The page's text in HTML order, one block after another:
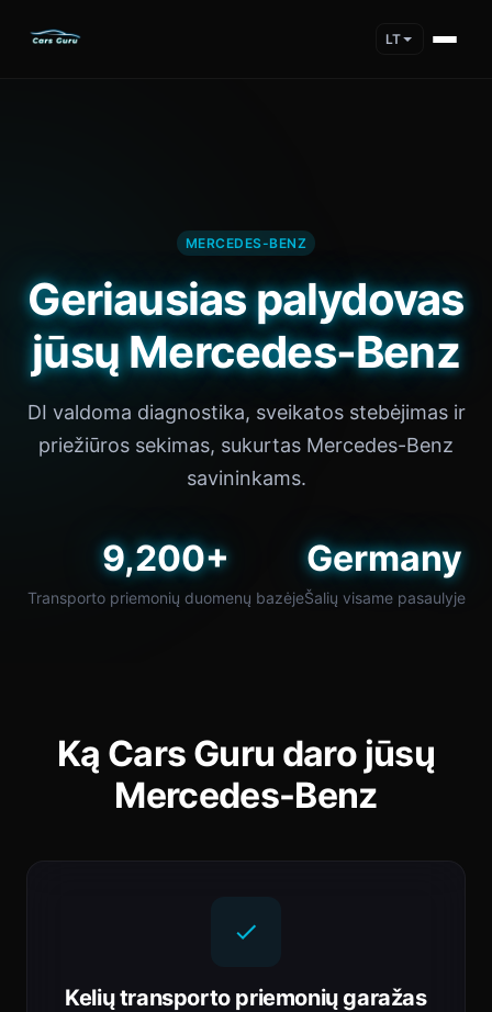
LT
MERCEDES-BENZ
Geriausias palydovas
jūsų Mercedes-Benz
DI valdoma diagnostika, sveikatos stebėjimas ir
priežiūros sekimas, sukurtas Mercedes-Benz
savininkams.
9,200+
Transporto priemonių duomenų bazėje
Germany
Šalių visame pasaulyje
Ką Cars Guru daro jūsų
Mercedes-Benz
Kelių transporto priemonių garažas